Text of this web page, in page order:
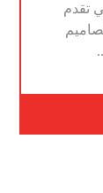
تقدم